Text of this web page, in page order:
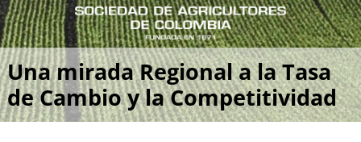
Una mirada Regional a la Tasa
de Cambio y la Competitividad